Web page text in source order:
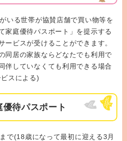
いる世帯が協賛店舗で買い物等を
家庭優待パスポート」を提示する
ービスが受けることができます。
同居の家族ならどなたでも利用で
伴していなくても利用できる場合
スによる)
待パスポート
で(18歳になって最初に迎える3月